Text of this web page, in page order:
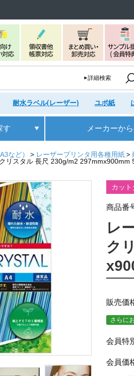
詳細検索
耐水ラベル(レーザー) ユポ紙
す メーカーか
など） レーザープリンタ用各種用紙
リスタル 長尺 230g/m2 297mmx900mm
カット
商品番
レ
ク
販売価
さらに
会員特
会員価